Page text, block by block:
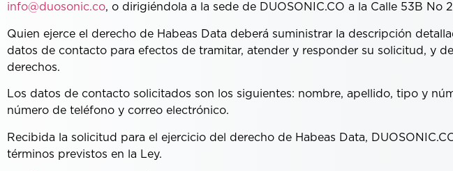
info@duosonic.co, o dirigiéndola a la sede de DUOSONIC.CO a la Calle 53B
Quien ejerce el derecho de Habeas Data deberá suministrar la descripción
datos de contacto para efectos de tramitar, atender y responder su solicitud, y
derechos.
Los datos de contacto solicitados son los siguientes: nombre, apellido, tipo y
número de teléfono y correo electrónico.
Recibida la solicitud para el ejercicio del derecho de Habeas Data,
términos previstos en la Ley.